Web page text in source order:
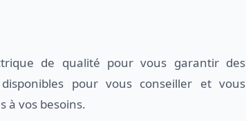
de qualité pour vous garantir des
pour vous conseiller et vous
à vos besoins.